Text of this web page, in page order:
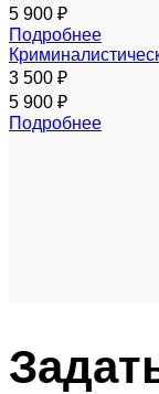
5 900 ₽
Подробнее
3 500 ₽
5 900 ₽
Подробнее